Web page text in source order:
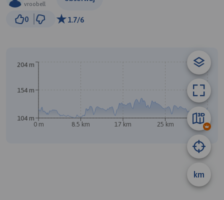
vroobell
0 1.7/6
km
0 m 8.5 km 17 km 25 km 34 km
104 m
154 m
204 m